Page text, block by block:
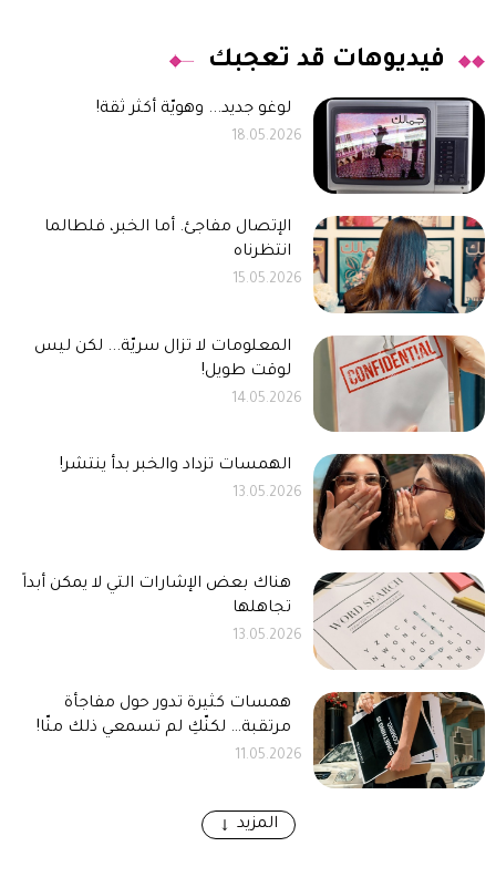
فيديوهات قد تعجبك
لوغو جديد... وهويّة أكثر ثقة!
18.05.2026
الإتصال مفاجئ. أما الخبر، فلطالما
انتظرناه
15.05.2026
المعلومات لا تزال سريّة... لكن ليس
لوقت طويل!
14.05.2026
الهمسات تزداد والخبر بدأ ينتشر!
13.05.2026
هناك بعض الإشارات التي لا يمكن أبداً
تجاهلها
13.05.2026
همسات كثيرة تدور حول مفاجأة
مرتقبة… لكنّكِ لم تسمعي ذلك منّا!
11.05.2026
المزيد